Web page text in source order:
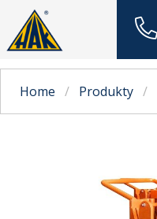
Home Produkty